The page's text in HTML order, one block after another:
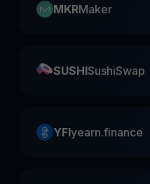
MKRMaker
SUSHISushiSwap
YFIyearn.finance